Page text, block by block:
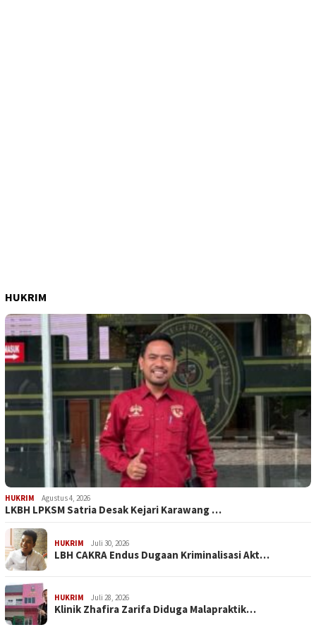
HUKRIM
HUKRIM Agustus 4, 2026
LKBH LPKSM Satria Desak Kejari Karawang …
HUKRIM Juli 30, 2026
LBH CAKRA Endus Dugaan Kriminalisasi Akt…
HUKRIM Juli 28, 2026
Klinik Zhafira Zarifa Diduga Malapraktik…